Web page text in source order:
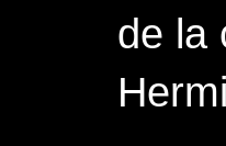
de la